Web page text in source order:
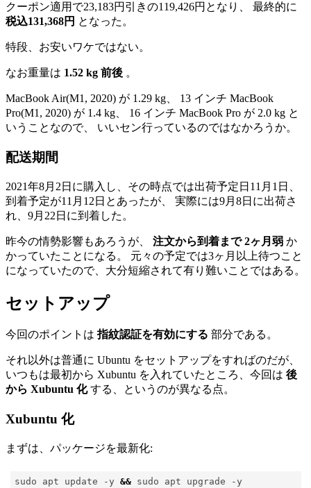
クーポン適用で23,183円引きの119,426円となり、 最終的に
税込131,368円 となった。
特段、お安いワケではない。
なお重量は 1.52 kg 前後 。
MacBook Air(M1, 2020) が 1.29 kg、 13 インチ MacBook
Pro(M1, 2020) が 1.4 kg、 16 インチ MacBook Pro が 2.0 kg と
いうことなので、 いいセン行っているのではなかろうか。
配送期間
2021年8月2日に購入し、その時点では出荷予定日11月1日、
到着予定が11月12日とあったが、 実際には9月8日に出荷さ
れ、9月22日に到着した。
昨今の情勢影響もあろうが、 注文から到着まで 2ヶ月弱 か
かっていたことになる。 元々の予定では3ヶ月以上待つこと
になっていたので、大分短縮されて有り難いことではある。
セットアップ
今回のポイントは指紋認証を有効にする 部分である。
それ以外は普通に Ubuntu をセットアップをすればのだが、
いつもは最初から Xubuntu を入れていたところ、今回は 後
から Xubuntu 化する、というのが異なる点。
Xubuntu 化
まずは、パッケージを最新化:
sudo apt update -y &&